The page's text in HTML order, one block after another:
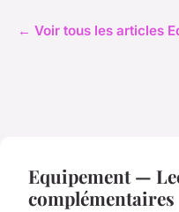
← Voir tous les articles
Equipement —
complémentaires